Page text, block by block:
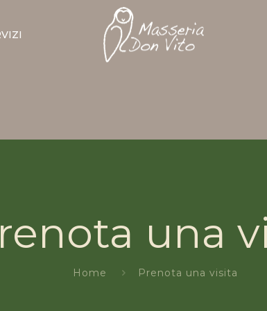
una
Home Prenota una visita